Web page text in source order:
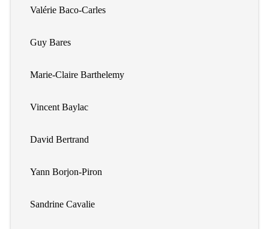
Valérie Baco-Carles
Guy Bares
Marie-Claire Barthelemy
Vincent Baylac
David Bertrand
Yann Borjon-Piron
Sandrine Cavalie